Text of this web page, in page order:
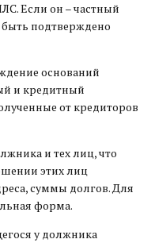
Если он – частный
подтверждено
оснований
и кредитный
от кредиторов
и тех лиц, что
этих лиц
суммы долгов. Для
форма.
у должника